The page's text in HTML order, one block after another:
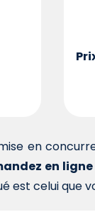
en
en
est celui que